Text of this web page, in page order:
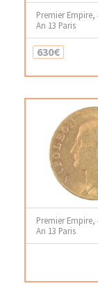
Premier
An 13 Paris
630€
Premier
An 13 Paris